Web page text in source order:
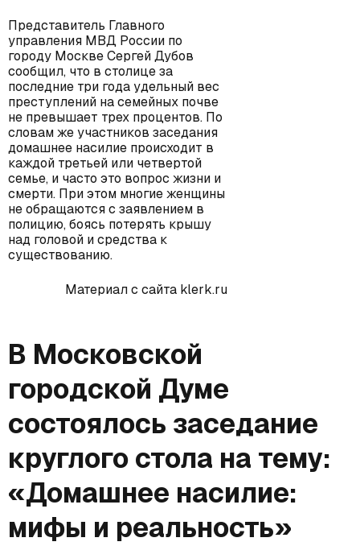
Представитель Главного
управления МВД России по
городу Москве Сергей Дубов
сообщил, что в столице за
последние три года удельный вес
преступлений на семейных почве
не превышает трех процентов. По
словам же участников заседания
домашнее насилие происходит в
каждой третьей или четвертой
семье, и часто это вопрос жизни и
смерти. При этом многие женщины
не обращаются с заявлением в
полицию, боясь потерять крышу
над головой и средства к
существованию.
Материал с сайта klerk.ru
В Московской
городской Думе
состоялось заседание
круглого стола на тему:
«Домашнее насилие:
мифы и реальность»